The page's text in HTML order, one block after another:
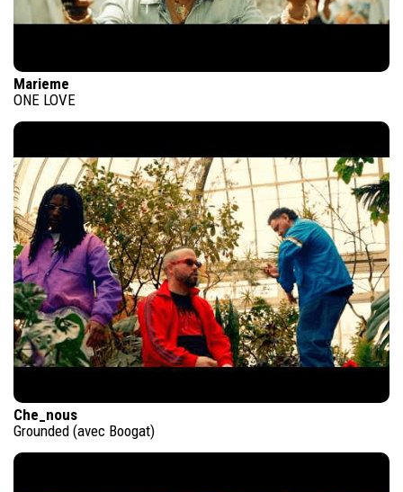
Marieme
ONE LOVE
Che_nous
Grounded (avec Boogat)